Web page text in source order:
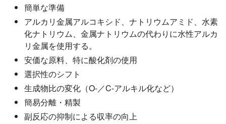
簡単な準備
アルカリ金属アルコキシド、ナトリウムアミド、水素
化ナトリウム、金属ナトリウムの代わりに水性アルカ
リ金属を使用する。
安価な原料、特に酸化剤の使用
選択性のシフト
生成物比の変化（O-／C-アルキル化など）
簡易分離・精製
副反応の抑制による収率の向上